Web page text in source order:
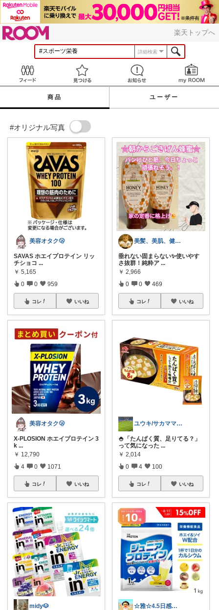
楽天トップへ
詳細検索
見つける お知らせ
商品 ユーザー
#オリジナル写真
美容オタク🫢
SAVAS ホエイプロテイン リッ
チショコ ...
￥ 5,165
0 0 959
コレ いいね
美容オタク🫢
X-PLOSION ホエイプロテイン 3
k ...
￥ 12,790
4 0 1071
コレ いいね
midy🐶
美髪、美肌、健康商品お勧めROOM
垂れない固まらない✨使いやす
さ抜群！純粋ア ...
￥ 2,966
0 0 469
コレ いいね
ユウキ/サカママ応援&パパ指導者応援
🍚「たんぱく質、足りてる？」
って気になった ...
￥ 2,014
0 4 100
コレ いいね
☆雅☆4.5日感謝です(^^)/